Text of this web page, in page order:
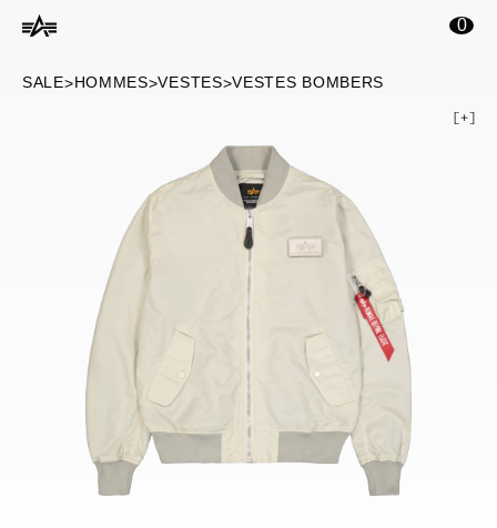
principal 0
SALE>HOMMES>VESTES>VESTES BOMBERS